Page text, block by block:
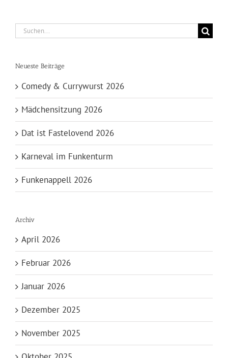
Suche
nach:
Neueste Beiträge
Comedy & Currywurst 2026
Mädchensitzung 2026
Dat ist Fastelovend 2026
Karneval im Funkenturm
Funkenappell 2026
Archiv
April 2026
Februar 2026
Januar 2026
Dezember 2025
November 2025